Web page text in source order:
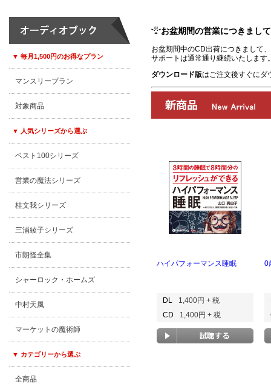
▼ 毎月1,500円のお得なプラン
マンスリープラン
対象商品
▼ 人気シリーズから選ぶ
ベスト100シリーズ
営業の魔法シリーズ
桂文我シリーズ
三浦綾子シリーズ
市朗怪全集
シャーロック・ホームズ
中村天風
マーケットの魔術師
▼ カテゴリーから選ぶ
全商品
お盆期間の営業につきまして
お盆期間中のCD出荷につきまして
サポートは通常通り継続いたします
ダウンロード版はご注文後すぐにダ
00:00/00:00
ハイパフォーマンス睡眠
DL
1,400円 + 税
CD
1,400円 + 税
0